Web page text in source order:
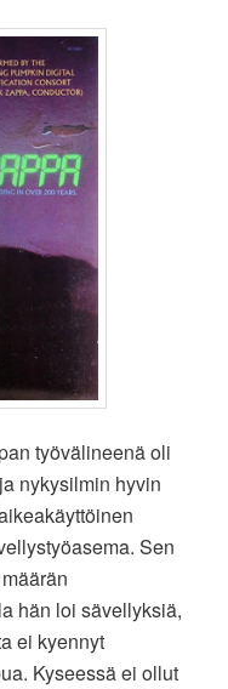
työvälineenä oli
nykysilmin hyvin
Sen
hän loi sävellyksiä,
ei kyennyt
Kyseessä ei ollut